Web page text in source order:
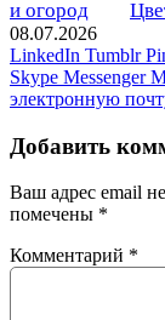
и огород
08.07.2026
LinkedIn Tumblr
Skype Messenger
электронную
Добавить
Ваш адрес email
помечены *
Комментарий *